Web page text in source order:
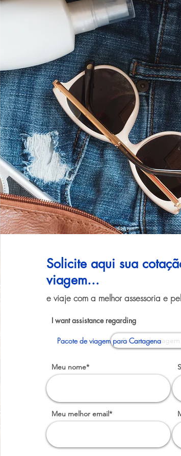
Solicite aqui sua
viagem...
e viaje com a melhor assessoria e
I want assistance regarding
Pacote de viagem para Cartagena
Meu nome*
Meu melhor email*